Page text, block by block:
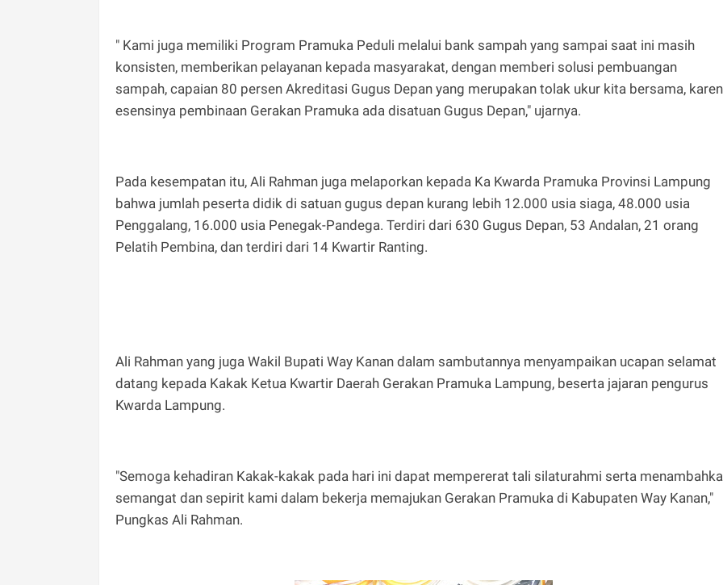
" Kami juga memiliki Program Pramuka Peduli melalui bank sampah yang sampai saat ini masih
konsisten, memberikan pelayanan kepada masyarakat, dengan memberi solusi pembuangan
sampah, capaian 80 persen Akreditasi Gugus Depan yang merupakan tolak ukur kita bersama,
esensinya pembinaan Gerakan Pramuka ada disatuan Gugus Depan," ujarnya.
Pada kesempatan itu, Ali Rahman juga melaporkan kepada Ka Kwarda Pramuka Provinsi Lampung
bahwa jumlah peserta didik di satuan gugus depan kurang lebih 12.000 usia siaga, 48.000 usia
Penggalang, 16.000 usia Penegak-Pandega. Terdiri dari 630 Gugus Depan, 53 Andalan, 21 orang
Pelatih Pembina, dan terdiri dari 14 Kwartir Ranting.
Ali Rahman yang juga Wakil Bupati Way Kanan dalam sambutannya menyampaikan ucapan selamat
datang kepada Kakak Ketua Kwartir Daerah Gerakan Pramuka Lampung, beserta jajaran pengurus
Kwarda Lampung.
"Semoga kehadiran Kakak-kakak pada hari ini dapat mempererat tali silaturahmi serta
semangat dan sepirit kami dalam bekerja memajukan Gerakan Pramuka di Kabupaten Way Kanan,"
Pungkas Ali Rahman.